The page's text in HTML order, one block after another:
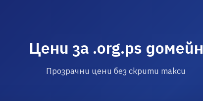
Цени за .org.ps домейн
Прозрачни цени без скрити такси